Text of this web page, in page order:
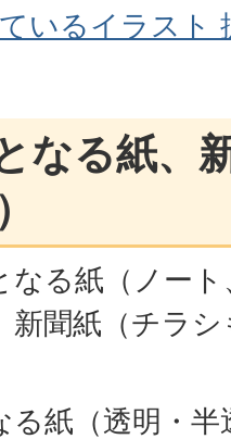
いるイラスト
なる紙、
なる紙（ノー
新聞紙（チラ
る紙（透明・